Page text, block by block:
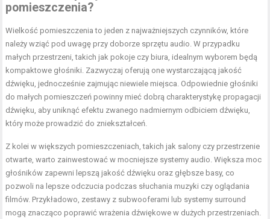
pomieszczenia?
Wielkość pomieszczenia to jeden z najważniejszych czynników, które
należy wziąć pod uwagę przy doborze sprzętu audio. W przypadku
małych przestrzeni, takich jak pokoje czy biura, idealnym wyborem będą
kompaktowe głośniki. Zazwyczaj oferują one wystarczającą jakość
dźwięku, jednocześnie zajmując niewiele miejsca. Odpowiednie głośniki
do małych pomieszczeń powinny mieć dobrą charakterystykę propagacji
dźwięku, aby uniknąć efektu zwanego nadmiernym odbiciem dźwięku,
który może prowadzić do zniekształceń.
Z kolei w większych pomieszczeniach, takich jak salony czy przestrzenie
otwarte, warto zainwestować w mocniejsze systemy audio. Większa moc
głośników zapewni lepszą jakość dźwięku oraz głębsze basy, co
pozwoli na lepsze odczucia podczas słuchania muzyki czy oglądania
filmów. Przykładowo, zestawy z subwooferami lub systemy surround
mogą znacząco poprawić wrażenia dźwiękowe w dużych przestrzeniach.